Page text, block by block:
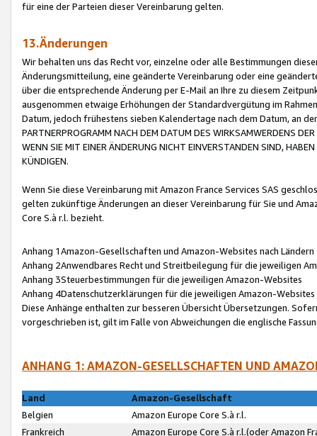
für eine der Parteien dieser Vereinbarung gelten.
13.Änderungen
Wir behalten uns das Recht vor, einzelne oder alle Bestimmungen
Änderungsmitteilung, eine geänderte Vereinbarung oder eine
über die entsprechende Änderung per E-Mail an Ihre zu diesem
ausgenommen etwaige Erhöhungen der Standardvergütung im
Datum, jedoch frühestens sieben Kalendertage nach dem Datum, an
PARTNERPROGRAMM NACH DEM DATUM DES WIRKSAMWERDENS
WENN SIE MIT EINER ÄNDERUNG NICHT EINVERSTANDEN SIND,
KÜNDIGEN.
Wenn Sie diese Vereinbarung mit Amazon France Services SAS
gelten zukünftige Änderungen an dieser Vereinbarung für Sie und
Core S.à r.l. bezieht.
Anhang 1Amazon-Gesellschaften und Amazon-Websites nach Ländern
Anhang 2Anwendbares Recht und Streitbeilegung für die jeweiligen
Anhang 3Steuerbestimmungen für die jeweiligen Amazon-Websites
Anhang 4Datenschutzerklärungen für die jeweiligen Amazon-Websites
Diese Anhänge enthalten zur besseren Übersicht Übersetzungen.
vorgeschrieben ist, gilt im Falle von Abweichungen die englische
ANHANG 1: AMAZON-GESELLSCHAFTEN UND
Land
Amazon-Gesellschaft
Belgien
Amazon Europe Core S.à r.l.
Frankreich
Amazon Europe Core S.à r.l.(oder Amazon